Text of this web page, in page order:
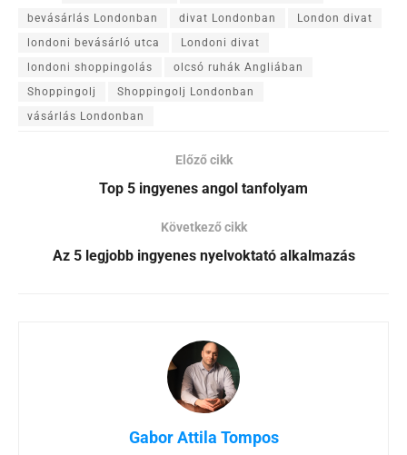
bevásárlás Londonban
divat Londonban
London divat
londoni bevásárló utca
Londoni divat
londoni shoppingolás
olcsó ruhák Angliában
Shoppingolj
Shoppingolj Londonban
vásárlás Londonban
Előző cikk
Top 5 ingyenes angol tanfolyam
Következő cikk
Az 5 legjobb ingyenes nyelvoktató alkalmazás
Gabor Attila Tompos